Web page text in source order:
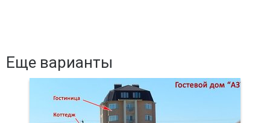
Еще варианты